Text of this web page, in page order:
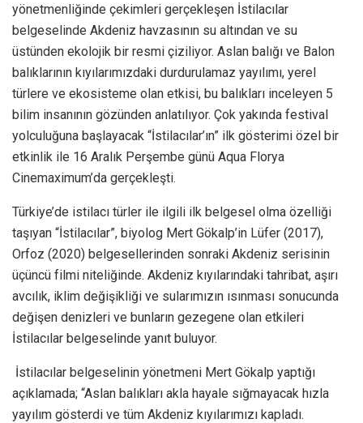
yönetmenliğinde çekimleri gerçekleşen İstilacılar
belgeselinde Akdeniz havzasının su altından ve su
üstünden ekolojik bir resmi çiziliyor. Aslan balığı ve Balon
balıklarının kıyılarımızdaki durdurulamaz yayılımı, yerel
türlere ve ekosisteme olan etkisi, bu balıkları inceleyen 5
bilim insanının gözünden anlatılıyor. Çok yakında festival
yolculuğuna başlayacak “İstilacılar’ın” ilk gösterimi özel bir
etkinlik ile 16 Aralık Perşembe günü Aqua Florya
Cinemaximum’da gerçekleşti.
Türkiye’de istilacı türler ile ilgili ilk belgesel olma özelliği
taşıyan “İstilacılar”, biyolog Mert Gökalp’in Lüfer (2017),
Orfoz (2020) belgesellerinden sonraki Akdeniz serisinin
üçüncü filmi niteliğinde. Akdeniz kıyılarındaki tahribat, aşırı
avcılık, iklim değişikliği ve sularımızın ısınması sonucunda
değişen denizleri ve bunların gezegene olan etkileri
İstilacılar belgeselinde yanıt buluyor.
İstilacılar belgeselinin yönetmeni Mert Gökalp yaptığı
açıklamada; “Aslan balıkları akla hayale sığmayacak hızla
yayılım gösterdi ve tüm Akdeniz kıyılarımızı kapladı.